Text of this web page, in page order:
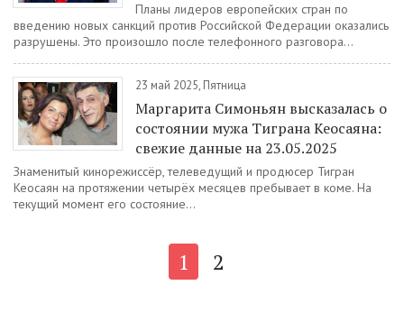
Планы лидеров европейских стран по
введению новых санкций против Российской Федерации оказались
разрушены. Это произошло после телефонного разговора...
23 май 2025, Пятница
Маргарита Симоньян высказалась о
состоянии мужа Тиграна Кеосаяна:
свежие данные на 23.05.2025
Знаменитый кинорежиссёр, телеведущий и продюсер Тигран
Кеосаян на протяжении четырёх месяцев пребывает в коме. На
текущий момент его состояние...
1 2